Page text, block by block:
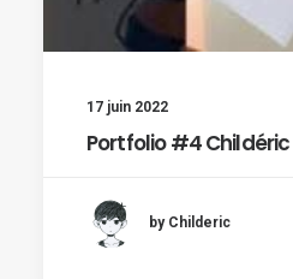
17 juin 2022
Portfolio #4
by Childeric